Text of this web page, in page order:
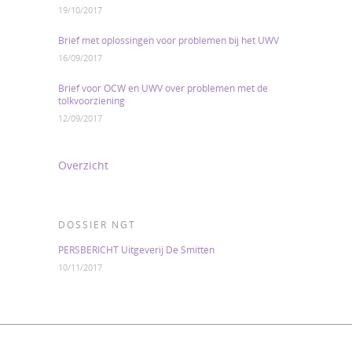
19/10/2017
Brief met oplossingen voor problemen bij het UWV
16/09/2017
Brief voor OCW en UWV over problemen met de
tolkvoorziening
12/09/2017
Overzicht
DOSSIER NGT
PERSBERICHT Uitgeverij De Smitten
10/11/2017